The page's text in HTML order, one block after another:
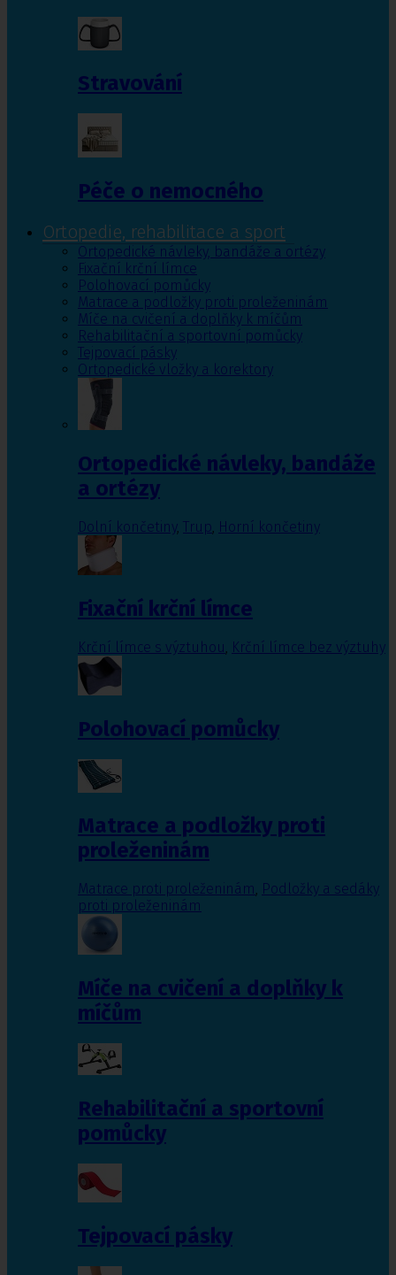
Stravování
Péče o nemocného
Ortopedie, rehabilitace a sport
Ortopedické návleky, bandáže a ortézy
Fixační krční límce
Polohovací pomůcky
Matrace a podložky proti proleženinám
Míče na cvičení a doplňky k míčům
Rehabilitační a sportovní pomůcky
Tejpovací pásky
Ortopedické vložky a korektory
Ortopedické návleky, bandáže
a ortézy
Dolní končetiny, Trup, Horní končetiny
Fixační krční límce
Krční límce s výztuhou Krční límce bez výztuhy
Polohovací pomůcky
Matrace a podložky proti
proleženinám
Matrace proti proleženinám, Podložky a sedáky
proti proleženinám
Míče na cvičení a doplňky k
míčům
Rehabilitační a sportovní
pomůcky
Tejpovací pásky